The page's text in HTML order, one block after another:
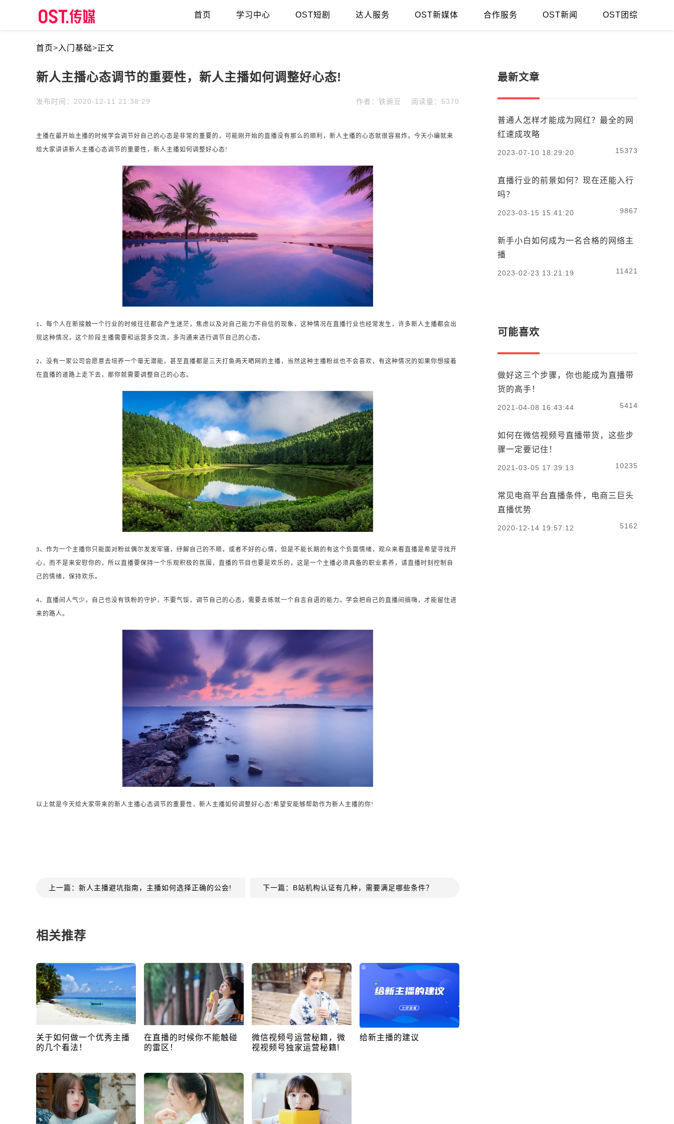
首页 学习中心 OST短剧 达人服务 OST新媒体 合作服务 OST新闻 OST团综
首页> 入门基础>正文
新人主播心态调节的重要性，新人主播如何调整好心态!
发布时间：2020-12-11 21:38:29 阅读量：5370
作者：铁豌豆
主播在最开始主播的时候学会调节好自己的心态是非常的重要的，可能刚开始的直播没有那么的顺利，新人主播的心态就很容易炸。今天小编就来
给大家讲讲新人主播心态调节的重要性，新人主播如何调整好心态!
1、每个人在新接触一个行业的时候往往都会产生迷茫，焦虑以及对自己能力不自信的现象，这种情况在直播行业也经常发生，许多新人主播都会出
现这种情况，这个阶段主播需要和运营多交流，多沟通来进行调节自己的心态。
2、没有一家公司会愿意去培养一个毫无潜能，甚至直播都是三天打鱼两天晒网的主播，当然这种主播粉丝也不会喜欢，有这种情况的如果你想接着
在直播的道路上走下去，那你就需要调整自己的心态。
3、作为一个主播你只能面对粉丝偶尔发发牢骚，纾解自己的不顺，或者不好的心情，但是不能长期的有这个负面情绪，观众来看直播是希望寻找开
心，而不是来安慰你的，所以直播要保持一个乐观积极的氛围，直播的节目也要是欢乐的，这是一个主播必须具备的职业素养，请直播时刻控制自
己的情绪，保持欢乐。
4、直播间人气少，自己也没有铁粉的守护，不要气馁，调节自己的心态，需要去练就一个自言自语的能力。学会把自己的直播间搞嗨，才能留住进
来的路人。
以上就是今天给大家带来的新人主播心态调节的重要性，新人主播如何调整好心态!希望安能够帮助作为新人主播的你!
上一篇：新人主播避坑指南，主播如何选择正确的公会! 下一篇：B站机构认证有几种，需要满足哪些条件？
相关推荐
关于如何做一个优秀主播
的几个看法！
在直播的时候你不能触碰
的雷区！
微信视频号运营秘籍，微
视视频号独家运营秘籍!
给新主播的建议
最新文章
普通人怎样才能成为网红？最全的网
红速成攻略
2023-07-10 18:29:20 15373
直播行业的前景如何？现在还能入行
吗？
2023-03-15 15:41:20 9867
新手小白如何成为一名合格的网络主
播
2023-02-23 13:21:19 11421
可能喜欢
做好这三个步骤，你也能成为直播带
货的高手！
2021-04-08 16:43:44 5414
如何在微信视频号直播带货，这些步
骤一定要记住！
2021-03-05 17:39:13 10235
常见电商平台直播条件，电商三巨头
直播优势
2020-12-14 19:57:12 5162